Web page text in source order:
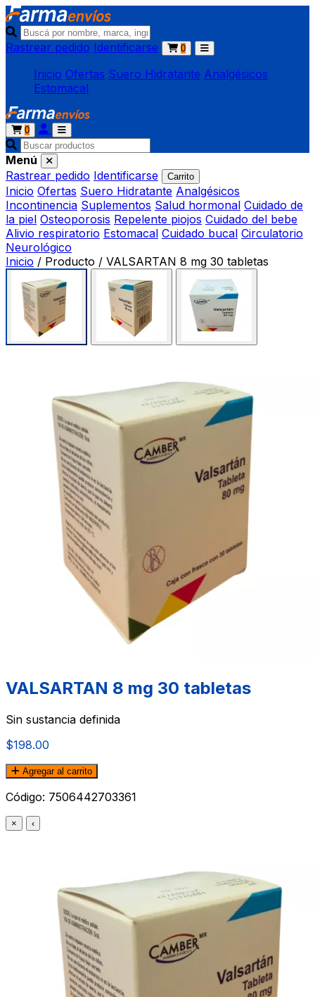
Rastrear pedido Identificarse 0
Inicio Ofertas Suero Hidratante Analgésicos
Estomacal
0
Menú
Rastrear pedido Identificarse Carrito
Inicio Ofertas Suero Hidratante Analgésicos
Incontinencia Suplementos Salud hormonal Cuidado de
la piel Osteoporosis Repelente piojos Cuidado del bebe
Alivio respiratorio Estomacal Cuidado bucal Circulatorio
Neurológico
Inicio / Producto / VALSARTAN 8 mg 30 tabletas
VALSARTAN 8 mg 30 tabletas
Sin sustancia definida
$198.00
Agregar al carrito
Código: 7506442703361
× ‹